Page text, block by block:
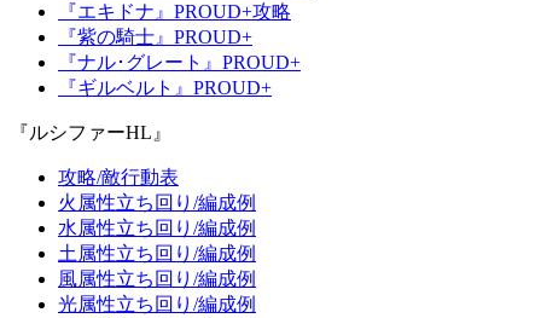
『エキドナ』PROUD+攻略
『紫の騎士』PROUD+
『ナル･グレート』PROUD+
『ギルベルト』PROUD+
『ルシファーHL』
攻略/敵行動表
火属性立ち回り/編成例
水属性立ち回り/編成例
土属性立ち回り/編成例
風属性立ち回り/編成例
光属性立ち回り/編成例